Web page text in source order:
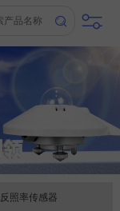
反照率传感器